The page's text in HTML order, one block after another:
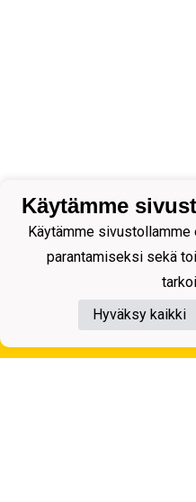
Tietosuojaseloste
Käytämme
Käytämme
parantamiseksi sekä
Hyväksy kaikki